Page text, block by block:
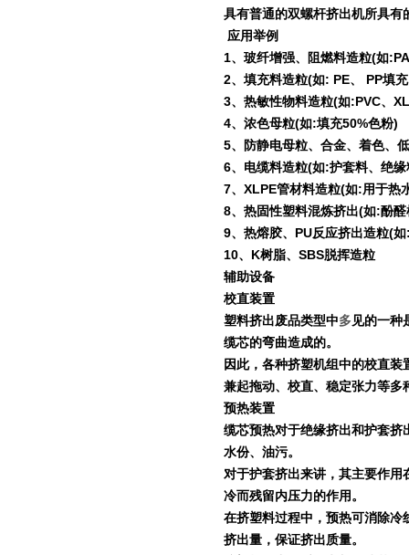
具有普通的双螺杆挤出机所具
应用举例
1、玻纤增强、阻燃料造粒(如
2、填充料造粒(如: PE、 PP填充
3、热敏性物料造粒(如:PVC、
4、浓色母粒(如:填充50%色粉)
5、防静电母粒、合金、着色、
6、电缆料造粒(如:护套料、绝缘
7、 XLPE管材料造粒(如:用于热
8、热固性塑料混炼挤出(如:酚醛
9、热熔胶、 PU反应挤出造粒(如
10、 K树脂、 SBS脱挥造粒
辅助设备
校直装置
塑料挤出废品类型中多见的一种
缆芯的弯曲造成的。
因此，各种挤塑机组中的校直
兼起拖动、校直、稳定张力等多
预热装置
缆芯预热对于绝缘挤出和护套挤
水份、油污。
对于护套挤出来讲，其主要作
冷而残留内压力的作用。
在挤塑料过程中，预热可消除
挤出量，保证挤出质量。